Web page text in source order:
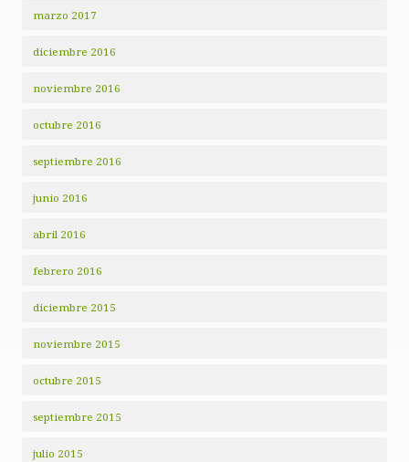
marzo 2017
diciembre 2016
noviembre 2016
octubre 2016
septiembre 2016
junio 2016
abril 2016
febrero 2016
diciembre 2015
noviembre 2015
octubre 2015
septiembre 2015
julio 2015